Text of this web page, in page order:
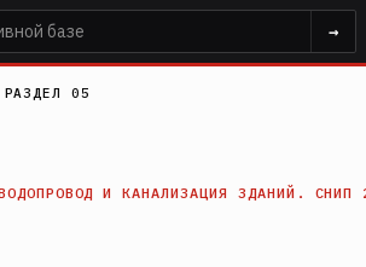
→
РАЗДЕЛ 05
И КАНАЛИЗАЦИЯ ЗДАНИЙ.